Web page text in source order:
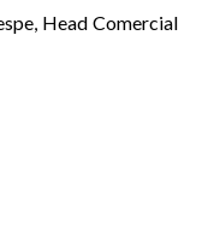
Head Comercial